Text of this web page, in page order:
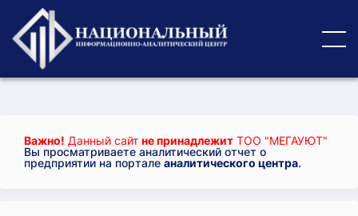
Важно! Данный сайт не принадлежит ТОО "МЕГАУЮТ"
Вы просматриваете аналитический отчет о
предприятии на портале аналитического центра.